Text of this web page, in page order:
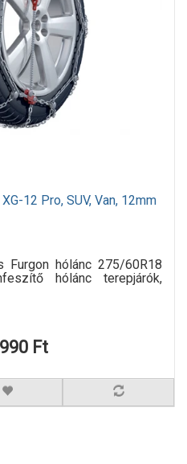
12 Pro, SUV, Van, 12mm
Furgon hólánc 275/60R18
hólánc terepjárók,
Ft